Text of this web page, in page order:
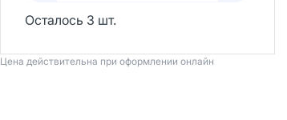
Осталось 3 шт.
Цена действительна при оформлении онлайн